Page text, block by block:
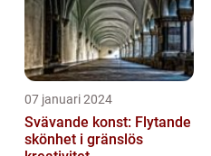
07 januari 2024
Svävande konst: Flytande
skönhet i gränslös